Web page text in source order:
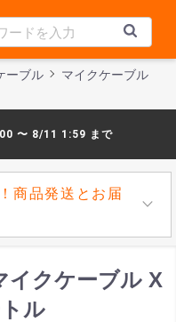
ーブル
マイクケーブル
〜 8/11 1:59 まで
商品発送とお届
イクケーブル X
ル